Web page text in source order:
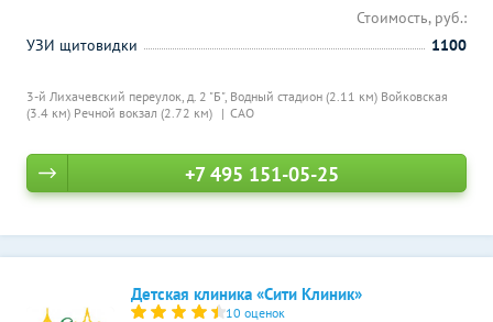
3-й Лихачевский переулок, д. 2 "Б", Водный стадион (2.11 км) Войковская
(3.4 км) Речной вокзал (2.72 км) САО
Стоимость, руб.:
УЗИ щитовидки
1100
+7 495 151-05-25
Детская клиника «Сити Клиник»
10 оценок